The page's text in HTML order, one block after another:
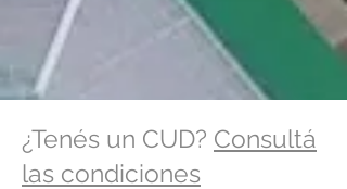
¿Tenés un CUD? Consultá
las condiciones